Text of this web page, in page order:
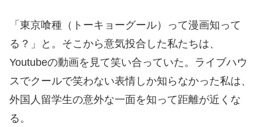
「東京喰種（トーキョーグール）って漫画知って
る？」と。そこから意気投合した私たちは、
Youtubeの動画を見て笑い合っていた。ライブハウ
スでクールで笑わない表情しか知らなかった私は、
外国人留学生の意外な一面を知って距離が近くな
る。